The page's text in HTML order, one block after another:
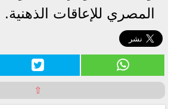
المصري للإعاقات الذهنية.
⇧